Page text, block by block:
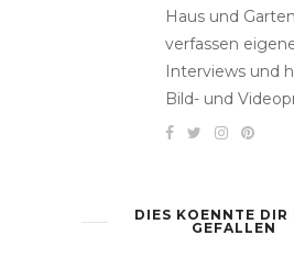
Haus und
verfassen
Interviews und
Bild- und
DIES KOENNTE DIR
GEFALLEN